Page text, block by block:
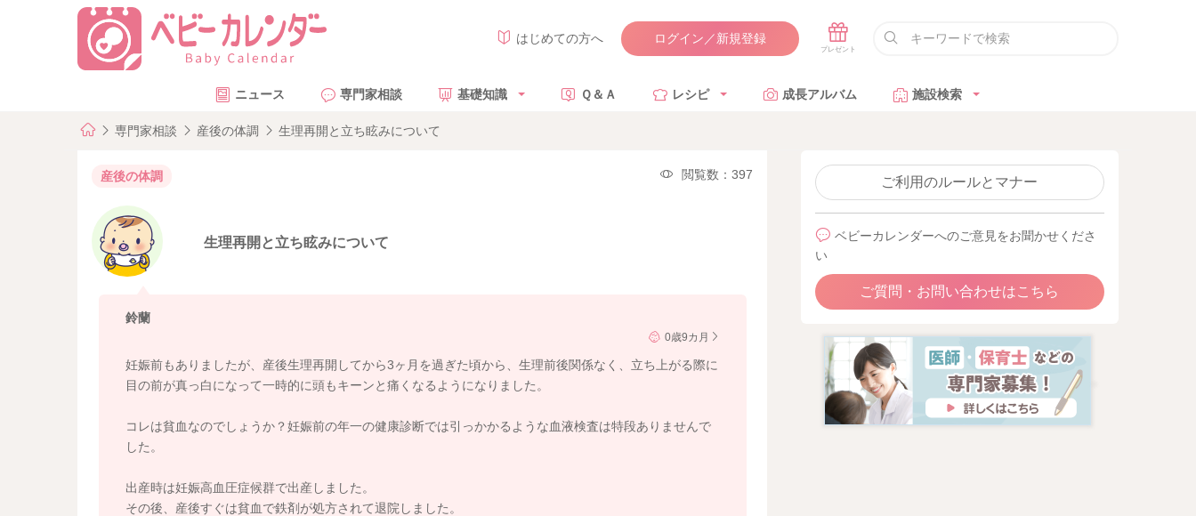
はじめての方へ ログイン／新規登録
ニュース 専門家相談 基礎知識 Ｑ＆Ａ レシピ 成長アルバム 施設検索
専門家相談 産後の体調 生理再開と立ち眩みについて
産後の体調 閲覧数：397
生理再開と立ち眩みについて
鈴蘭
0歳9カ月
妊娠前もありましたが、産後生理再開してから3ヶ月を過ぎた頃から、生理前後関係なく、立ち上がる際に
目の前が真っ白になって一時的に頭もキーンと痛くなるようになりました。
コレは貧血なのでしょうか？妊娠前の年一の健康診断では引っかかるような血液検査は特段ありませんで
した。
出産時は妊娠高血圧症候群で出産しました。
その後、産後すぐは貧血で鉄剤が処方されて退院しました。
ご利用のルールとマナー
ベビーカレンダーへのご意見をお聞かせくださ
い
ご質問・お問い合わせはこちら